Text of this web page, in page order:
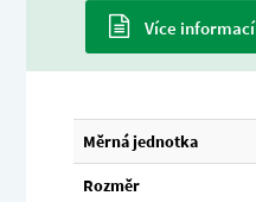
Více informací
Měrná jednotka
Rozměr